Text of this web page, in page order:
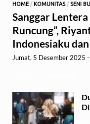
HOME / KOMUNITAS/ SENI
Sanggar
Runcung”,
Indonesiaku
Jumat, 5 Desember 2025